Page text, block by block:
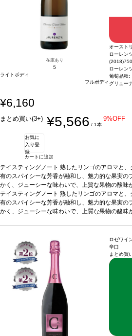
在庫あり
5
ライトボディ
フルボディ
オースト
ローレン
(2018)
ローレン
葡萄品種:
グリュー
¥6,160
まとめ買い(3+) ¥5,566 / 1本
9%OFF
お気に
入り登
録
カートに追加
テイスティングノート 熟したリンゴのアロマと
有のスパイシーな芳香が融和し、魅力的な果実の
かく、ジューシーな味わいで、上質な果物の酸味
取れていて、滑らかな口当たりは完璧。これは
葡萄品種100% グリューナー・フェルトリーナー
ヴはワインメーカーのローレンツ・モザー家の5
テイスティングノート 熟したリンゴのアロマと
有のスパイシーな芳香が融和し、魅力的な果実の
かく、ジューシーな味わいで、上質な果物の酸味
ヴはワインメーカーのローレンツ・モザー家の5
ー、ローレンツ・マリア・モザーV は、グリュー
注いでいる。
ロゼワイ
辛口
まとめ買